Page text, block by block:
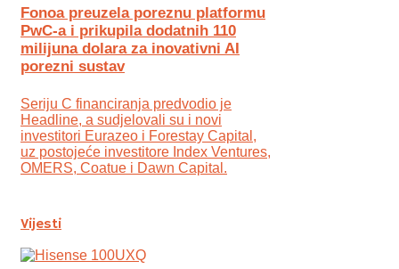
Fonoa preuzela poreznu platformu
PwC-a i prikupila dodatnih 110
milijuna dolara za inovativni AI
porezni sustav
Seriju C financiranja predvodio je
Headline, a sudjelovali su i novi
investitori Eurazeo i Forestay Capital,
uz postojeće investitore Index Ventures,
OMERS, Coatue i Dawn Capital.
Vijesti